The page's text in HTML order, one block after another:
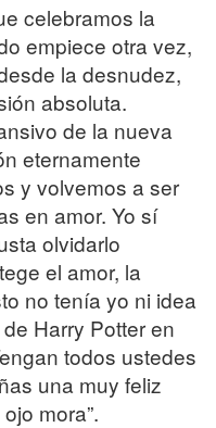
celebramos la
empiece otra vez,
la desnudez,
absoluta.
de la nueva
eternamente
y volvemos a ser
en amor. Yo sí
olvidarlo
el amor, la
no tenía yo ni idea
Harry Potter en
todos ustedes
una muy feliz
mora”.